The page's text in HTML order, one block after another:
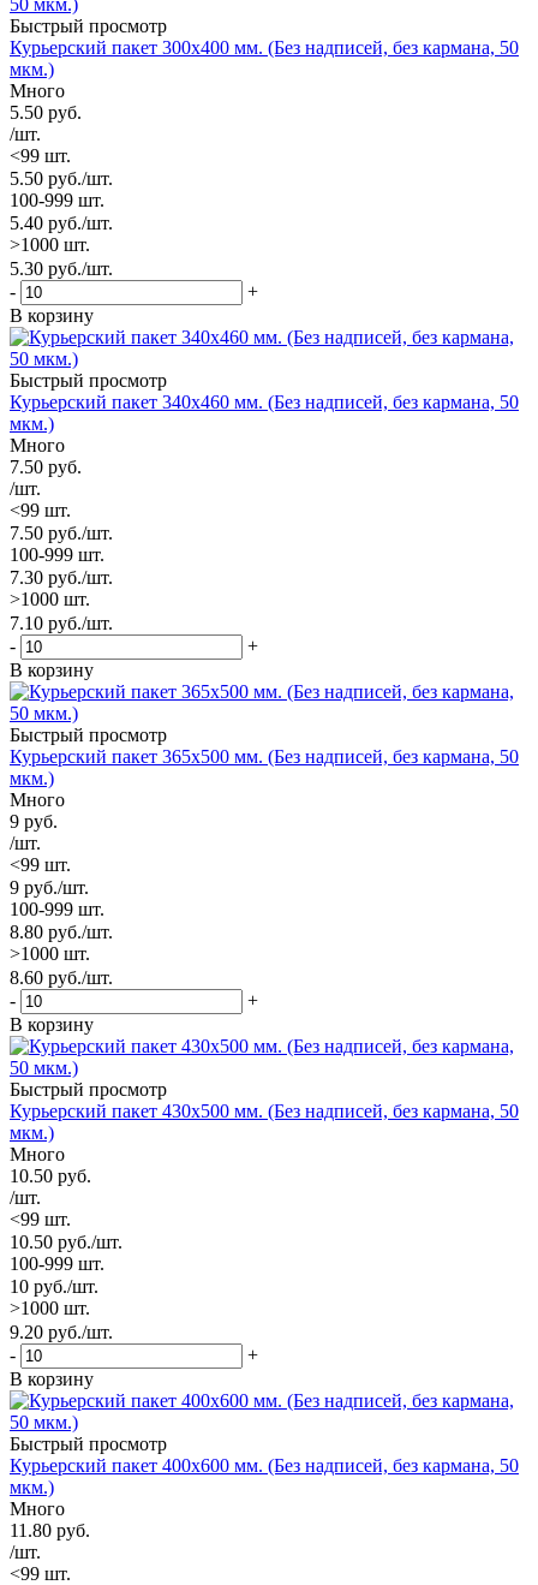
Быстрый просмотр
Курьерский пакет 300х400 мм. (Без надписей, без кармана, 50
мкм.)
Много
5.50 руб.
/шт.
<99 шт.
5.50 руб./шт.
100-999 шт.
5.40 руб./шт.
>1000 шт.
5.30 руб./шт.
-
+
В корзину
Быстрый просмотр
Курьерский пакет 340х460 мм. (Без надписей, без кармана, 50
мкм.)
Много
7.50 руб.
/шт.
<99 шт.
7.50 руб./шт.
100-999 шт.
7.30 руб./шт.
>1000 шт.
7.10 руб./шт.
-
+
В корзину
Быстрый просмотр
Курьерский пакет 365х500 мм. (Без надписей, без кармана, 50
мкм.)
Много
9 руб.
/шт.
<99 шт.
9 руб./шт.
100-999 шт.
8.80 руб./шт.
>1000 шт.
8.60 руб./шт.
-
+
В корзину
Быстрый просмотр
Курьерский пакет 430х500 мм. (Без надписей, без кармана, 50
мкм.)
Много
10.50 руб.
/шт.
<99 шт.
10.50 руб./шт.
100-999 шт.
10 руб./шт.
>1000 шт.
9.20 руб./шт.
-
+
В корзину
Быстрый просмотр
Курьерский пакет 400х600 мм. (Без надписей, без кармана, 50
мкм.)
Много
11.80 руб.
/шт.
<99 шт.